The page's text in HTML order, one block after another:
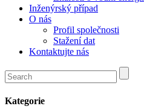
Inženýrský případ
O nás
Profil společnosti
Stažení dat
Kontaktujte nás
Kategorie